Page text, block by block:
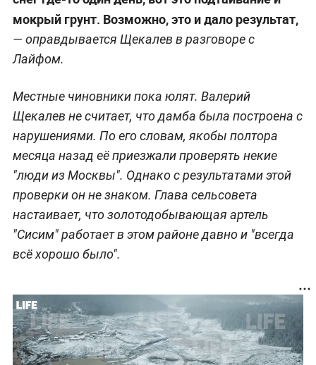
мокрый грунт. Возможно, это и дало результат,
— оправдывается Щекалев в разговоре с
Лайфом.
Местные чиновники пока юлят. Валерий
Щекалев не считает, что дамба была построена с
нарушениями. По его словам, якобы полтора
месяца назад её приезжали проверять некие
"люди из Москвы". Однако с результатами этой
проверки он не знаком. Глава сельсовета
настаивает, что золотодобывающая артель
"Сисим" работает в этом районе давно и "всегда
всё хорошо было".